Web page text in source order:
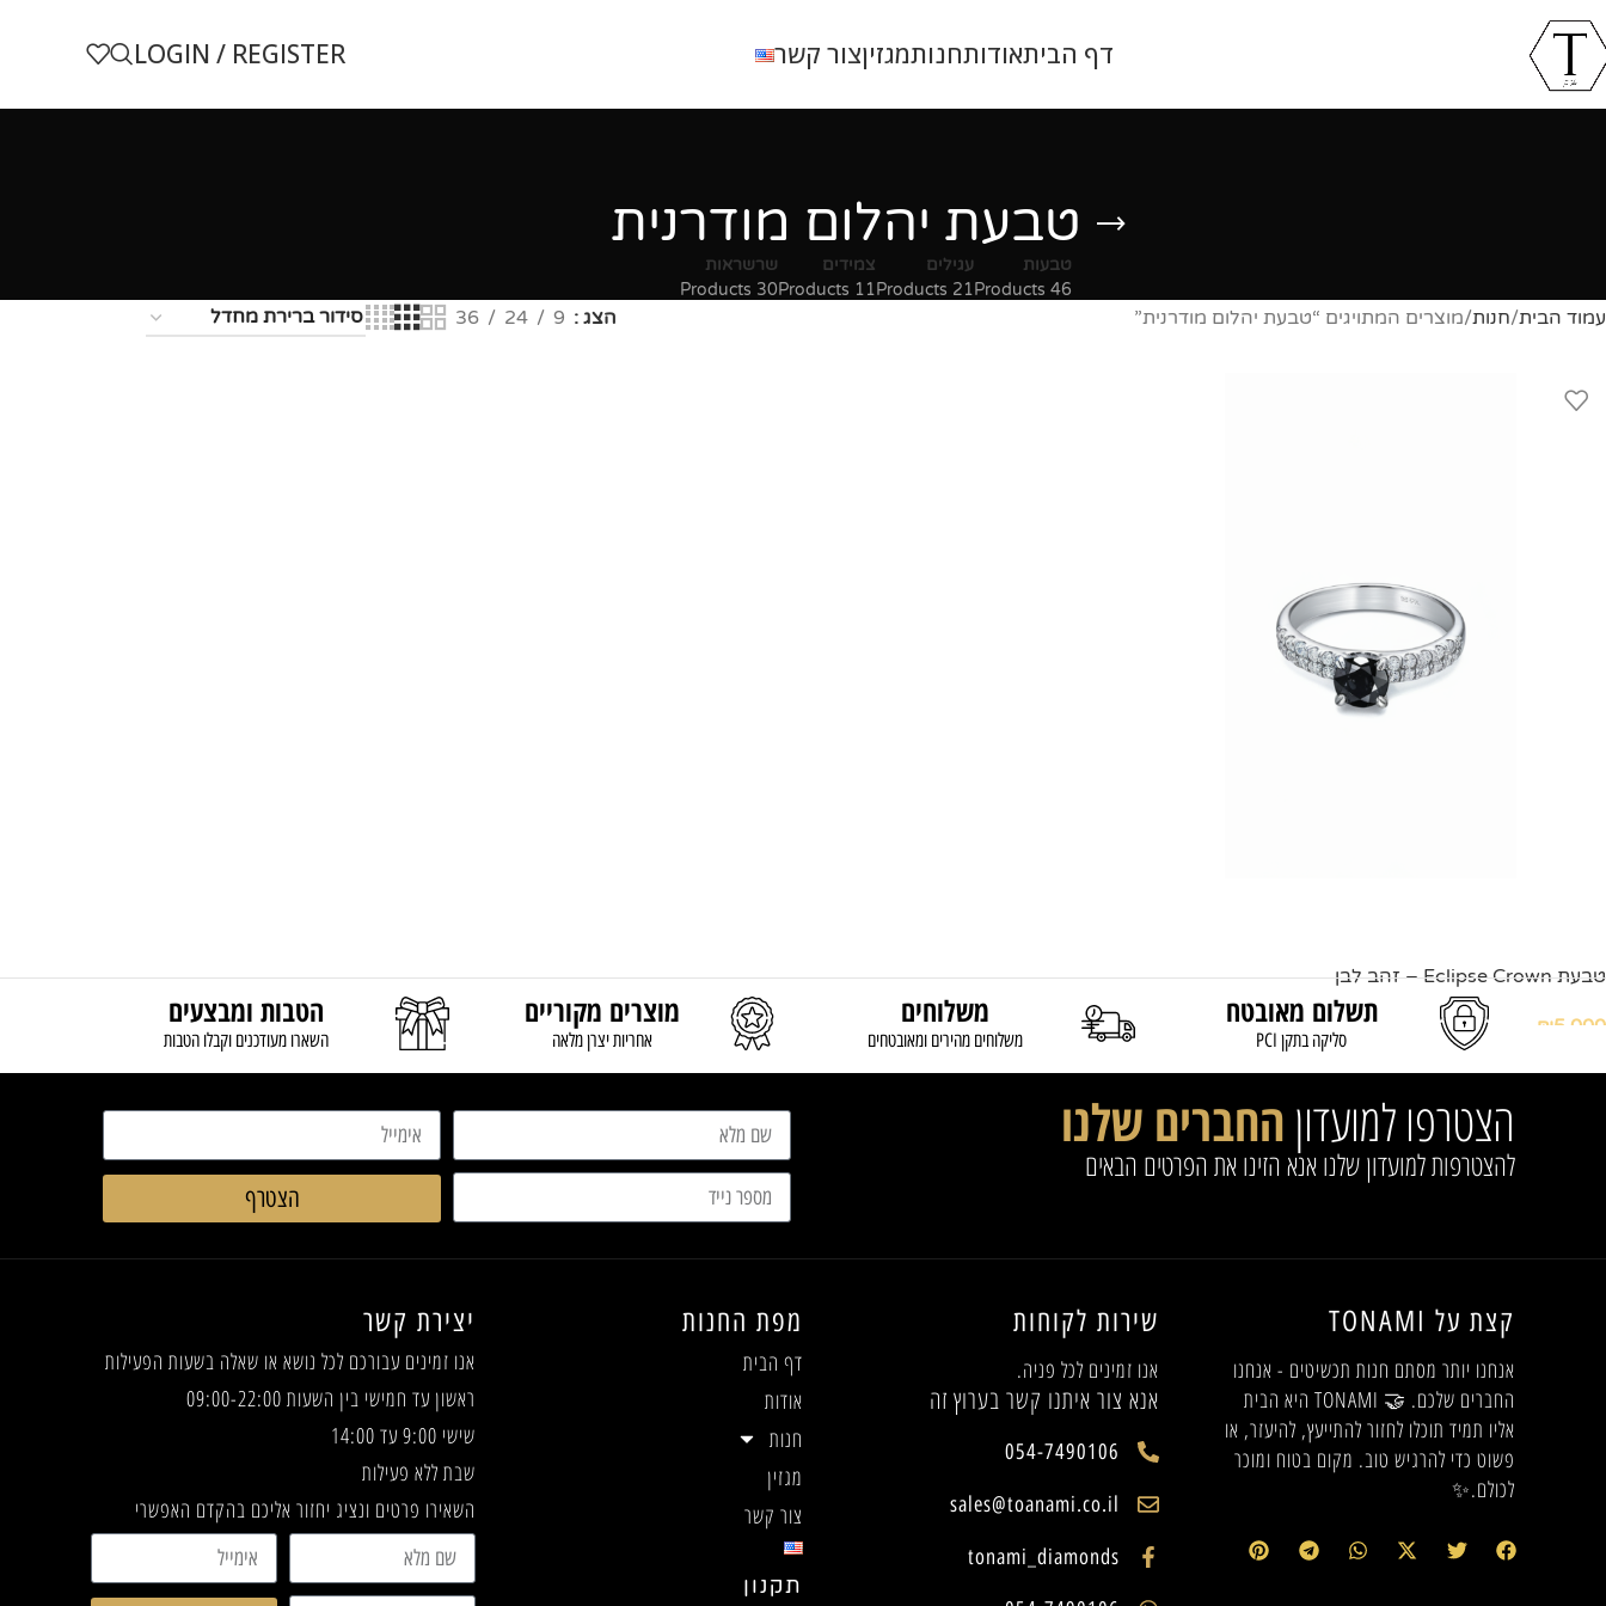
דף הביתאודותחנותמגזיןצור קשר LOGIN / REGISTER
טבעת יהלום מודרנית
טבעות
46 Products
עגילים
21 Products
צמידים
11 Products
שרשראות
30 Products
עמוד הבית חנות מוצרים המתויגים “טבעת יהלום מודרנית” הצג 9
24
36
טבעת Eclipse Crown – זהב לבן
₪5,000 תשלום מאובטח
סליקה בתקן PCI
משלוחים
משלוחים מהירים ומאובטחים
מוצרים מקוריים
אחריות יצרן מלאה
הטבות ומבצעים
השארו מעודכנים וקבלו הטבות
הצטרפו למועדוןהחברים שלנו
להצטרפות למועדון שלנו אנא הזינו את הפרטים הבאים
הצטרף
קצת על TONAMI
אנחנו יותר מסתם חנות תכשיטים - אנחנו
החברים שלכם. 🤝 TONAMI היא הבית
אליו תמיד תוכלו לחזור להתייעץ, להיעזר, או
פשוט כדי להרגיש טוב. מקום בטוח ומוכר
לכולם.✨
שירות לקוחות
אנו זמינים לכל פניה.
אנא צור איתנו קשר בערוץ זה
054-7490106
sales@toanami.co.il
tonami_diamonds
מפת החנות
דף הבית
אודות
חנות
מגזין
צור קשר
תקנון
יצירת קשר
אנו זמינים עבורכם לכל נושא או שאלה בשעות הפעילות
ראשון עד חמישי בין השעות 09:00-22:00
שישי 9:00 עד 14:00
שבת ללא פעילות
השאירו פרטים ונציג יחזור אליכם בהקדם האפשרי